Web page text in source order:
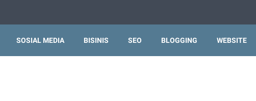
SOSIAL MEDIA BISINIS SEO BLOGGING WEBSITE